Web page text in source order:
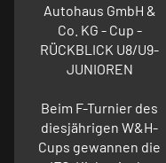
Autohaus GmbH &
Co. KG - Cup -
RÜCKBLICK U8/U9-
JUNIOREN
Beim F-Turnier des
diesjährigen W&H-
Cups gewannen die